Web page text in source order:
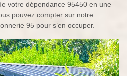
votre dépendance 95450 en une
pouvez compter sur notre
95 pour s’en occuper.